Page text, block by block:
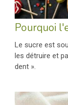
Le sucre est
les détruire et
dent ».